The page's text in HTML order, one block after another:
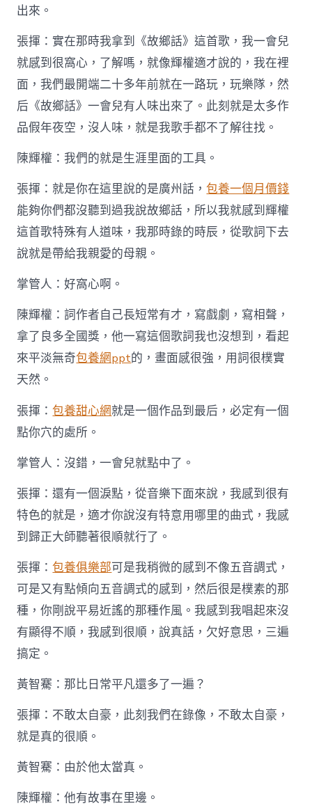
出來。
張揮：實在那時我拿到《故鄉話》這首歌，我一會兒
就感到很窩心，了解嗎，就像輝權適才說的，我在裡
面，我們最開端二十多年前就在一路玩，玩樂隊，然
后《故鄉話》一會兒有人味出來了。此刻就是太多作
品假年夜空，沒人味，就是我歌手都不了解往找。
陳輝權：我們的就是生涯里面的工具。
張揮：就是你在這里說的是廣州話，包養一個月價錢
能夠你們都沒聽到過我說故鄉話，所以我就感到輝權
這首歌特殊有人道味，我那時錄的時辰，從歌詞下去
說就是帶給我親愛的母親。
掌管人：好窩心啊。
陳輝權：詞作者自己長短常有才，寫戲劇，寫相聲，
拿了良多全國獎，他一寫這個歌詞我也沒想到，看起
來平淡無奇包養網ppt的，畫面感很強，用詞很樸實
天然。
張揮：包養甜心網就是一個作品到最后，必定有一個
點你穴的處所。
掌管人：沒錯，一會兒就點中了。
張揮：還有一個淚點，從音樂下面來說，我感到很有
特色的就是，適才你說沒有特意用哪里的曲式，我感
到歸正大師聽著很順就行了。
張揮：包養俱樂部可是我稍微的感到不像五音調式，
可是又有點傾向五音調式的感到，然后很是樸素的那
種，你剛說平易近謠的那種作風。我感到我唱起來沒
有顯得不順，我感到很順，說真話，欠好意思，三遍
搞定。
黃智騫：那比日常平凡還多了一遍？
張揮：不敢太自豪，此刻我們在錄像，不敢太自豪，
就是真的很順。
黃智騫：由於他太當真。
陳輝權：他有故事在里邊。